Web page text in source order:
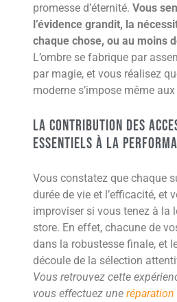
promesse d’éternité. Vous
l’évidence grandit, la
chaque chose, ou au moins
L’ombre se fabrique par
par magie, et vous réalisez
moderne s’impose même
La contribution des
essentiels à la
Vous constatez que chaque
durée de vie et l’efficacité, et
improviser si vous tenez à la
store. En effet, chacune de
dans la robustesse finale, et
découle de la sélection
Vous retrouvez cette
vous effectuez une